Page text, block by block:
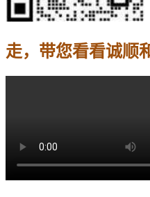
走，带您看看诚顺